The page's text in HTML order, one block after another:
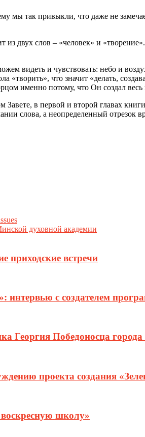
мы так привыкли, что даже не
двух слов – «человек» и
видеть и чувствовать: небо и
что значит «делать,
именно потому, что Он создал
в первой и второй главах
слова, а неопределенный отрезок
духовной академии
приходские встречи
интервью с создателем
Георгия Победоносца
проекта создания
школу»